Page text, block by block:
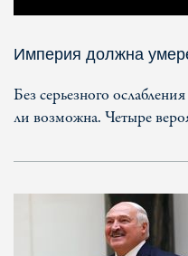
Империя должна
Без серьезного
ли возможна. Четыре